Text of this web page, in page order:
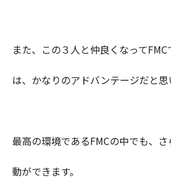
また、この３人と仲良くなって
は、かなりのアドバンテージだと思
最高の環境であるFMCの中でも、
動ができます。